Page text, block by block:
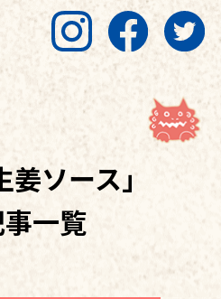
ソース」
一覧